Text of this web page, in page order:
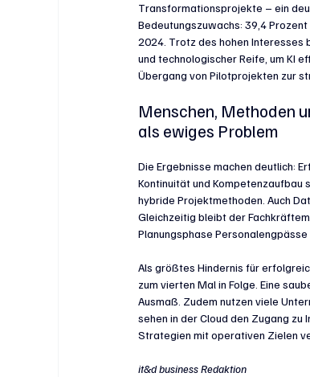
Transformationsprojekte – ein
Bedeutungszuwachs: 39,4
2024. Trotz des hohen Interesses
und technologischer Reife, um KI
Übergang von Pilotprojekten zur
Menschen, Methoden
als ewiges Problem
Die Ergebnisse machen deutlich:
Kontinuität und Kompetenzaufbau
hybride Projektmethoden. Auch
Gleichzeitig bleibt der
Planungsphase Personalengpässe
Als größtes Hindernis für
zum vierten Mal in Folge. Eine
Ausmaß. Zudem nutzen viele
sehen in der Cloud den Zugang
Strategien mit operativen Zielen
it&d business Redaktion